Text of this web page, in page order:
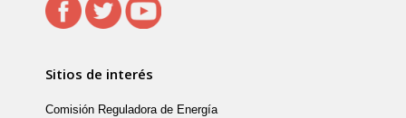
Sitios de interés
Comisión Reguladora de Energía